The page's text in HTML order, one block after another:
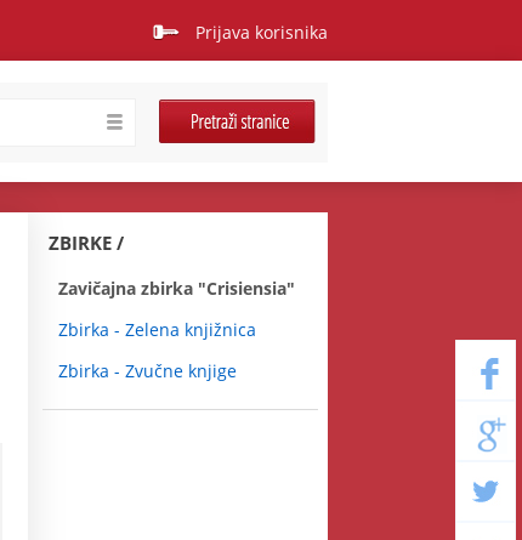
Prijava korisnika
ZBIRKE
Zavičajna zbirka "Crisiensia"
Zbirka - Zelena knjižnica
Zbirka - Zvučne knjige